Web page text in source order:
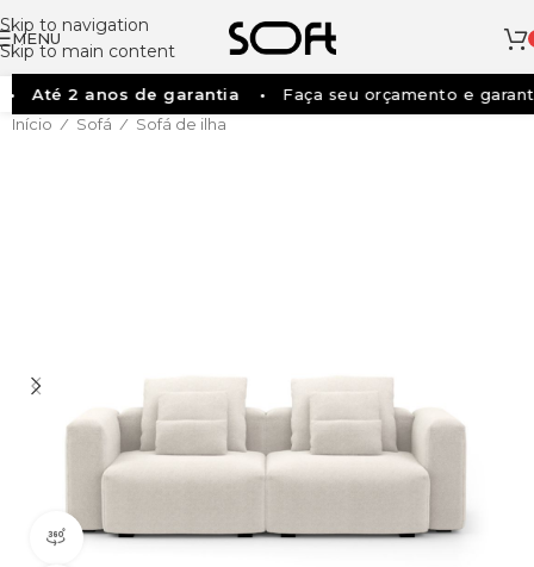
Skip to navigation
Skip to main content
MENU
Até 2 anos de garantia
Faça seu orçamento e
Início / Sofá / Sofá de ilha
Visão do produto em 360º